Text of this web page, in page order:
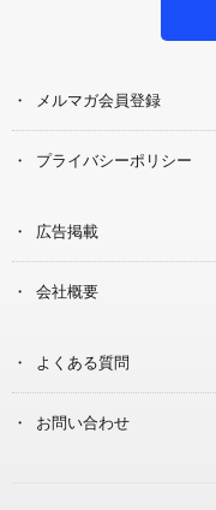
メルマガ会員登録
プライバシーポリシー
広告掲載
会社概要
よくある質問
お問い合わせ